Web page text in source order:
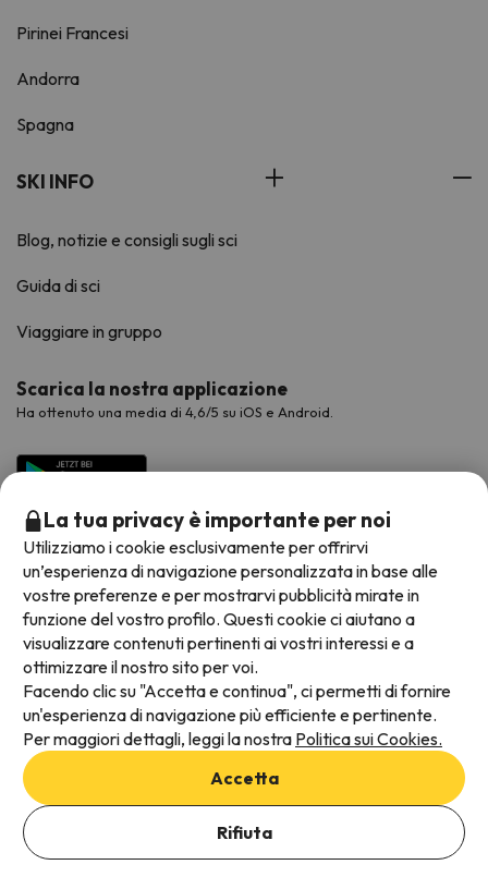
Aggiungi date per verificare la disponibilità
Seleziona Date di prenotazione
Pirinei Francesi
Andorra
Spagna
SKI INFO
Blog, notizie e consigli sugli sci
Guida di sci
Viaggiare in gruppo
Scarica la nostra applicazione
Ha ottenuto una media di 4,6/5 su iOS e Android.
Metodi di pagamento disponibili
Termini e condizioni generali
Protezione dei dati
Informativa sui cookie
La tua privacy è importante per noi
Utilizziamo i cookie esclusivamente per offrirvi
un’esperienza di navigazione personalizzata in base alle
vostre preferenze e per mostrarvi pubblicità mirate in
funzione del vostro profilo. Questi cookie ci aiutano a
visualizzare contenuti pertinenti ai vostri interessi e a
ottimizzare il nostro sito per voi.
Facendo clic su "Accetta e continua", ci permetti di fornire
un'esperienza di navigazione più efficiente e pertinente.
Per maggiori dettagli, leggi la nostra Politica sui Cookies.
Accetta
Rifiuta